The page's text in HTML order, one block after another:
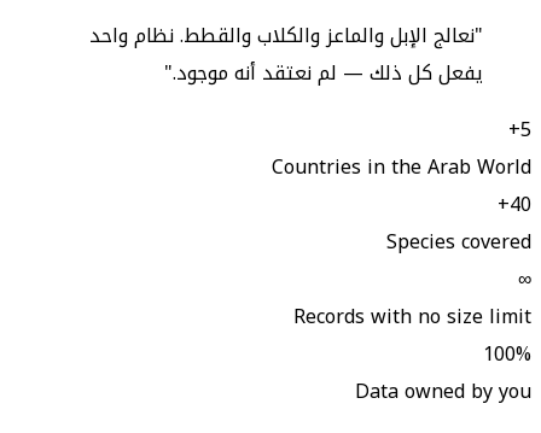
"نعالج الإبل والماعز والكلاب والقطط. نظام واحد
يفعل كل ذلك — لم نعتقد أنه موجود."
5+
Countries in the Arab World
40+
Species covered
∞
Records with no size limit
100%
Data owned by you